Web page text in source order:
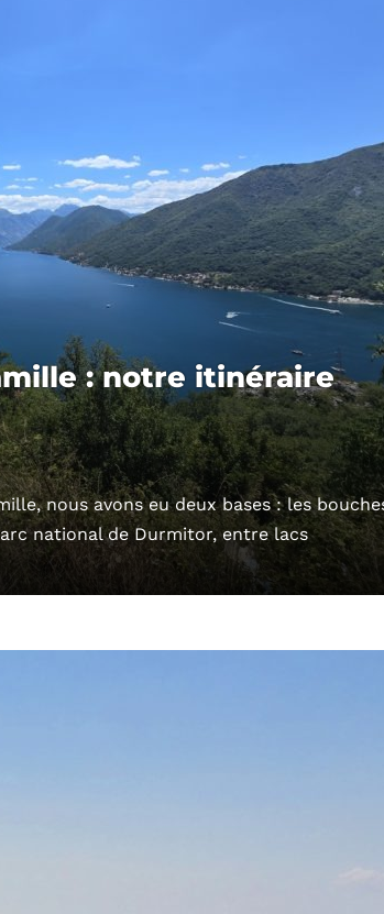
: notre itinéraire
nous avons eu deux bases : les
national de Durmitor, entre lacs